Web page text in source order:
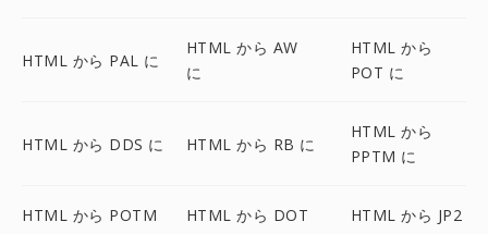
HTML から PAL に
HTML から AW
に
HTML から
POT に
HTML から DDS に HTML から RB に
HTML から
PPTM に
HTML から POTM
HTML から DOT
HTML から JP2